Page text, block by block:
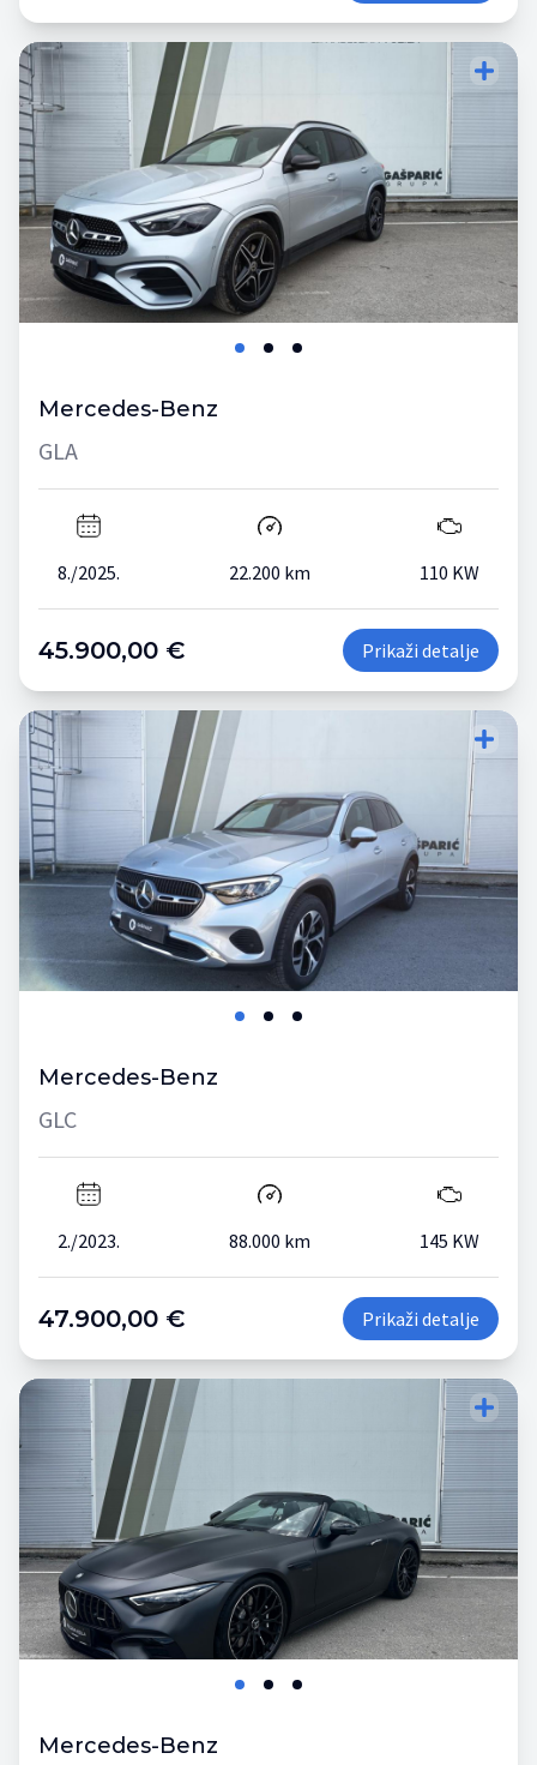
Mercedes-Benz
GLA
8./2025. 22.200 km 110 KW
45.900,00 € Prikaži detalje
Mercedes-Benz
GLC
2./2023. 88.000 km 145 KW
47.900,00 € Prikaži detalje
Mercedes-Benz